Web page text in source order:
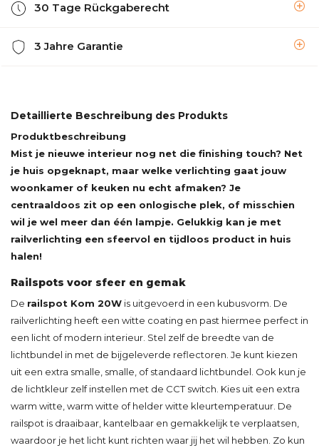
30 Tage Rückgaberecht
3 Jahre Garantie
Detaillierte Beschreibung des Produkts
Produktbeschreibung
Mist je nieuwe interieur nog net die finishing touch? Net
je huis opgeknapt, maar welke verlichting gaat jouw
woonkamer of keuken nu echt afmaken? Je
centraaldoos zit op een onlogische plek, of misschien
wil je wel meer dan één lampje. Gelukkig kan je met
railverlichting een sfeervol en tijdloos product in huis
halen!
Railspots voor sfeer en gemak
De railspot Kom 20W is uitgevoerd in een kubusvorm. De
railverlichting heeft een witte coating en past hiermee perfect in
een licht of modern interieur. Stel zelf de breedte van de
lichtbundel in met de bijgeleverde reflectoren. Je kunt kiezen
uit een extra smalle, smalle, of standaard lichtbundel. Ook kun je
de lichtkleur zelf instellen met de CCT switch. Kies uit een extra
warm witte, warm witte of helder witte kleurtemperatuur. De
railspot is draaibaar, kantelbaar en gemakkelijk te verplaatsen,
waardoor je het licht kunt richten waar jij het wil hebben. Zo kun